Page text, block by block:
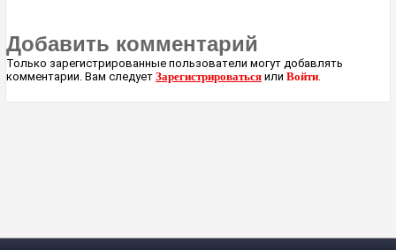
Добавить комментарий
Только зарегистрированные пользователи могут добавлять
комментарии. Вам следует Зарегистрироваться или Войти.